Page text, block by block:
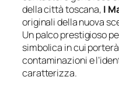
della città toscana, I
originali della nuova
Un palco prestigioso
simbolica in cui
contaminazioni e
caratterizza.